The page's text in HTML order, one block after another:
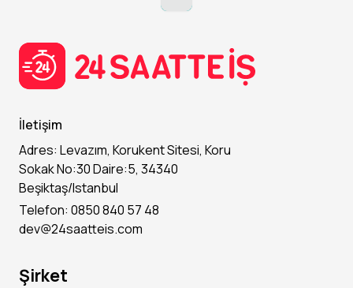
İletişim
Adres: Levazım, Korukent Sitesi, Koru
Sokak No:30 Daire:5, 34340
Beşiktaş/Istanbul
Telefon: 0850 840 57 48
dev@24saatteis.com
Şirket